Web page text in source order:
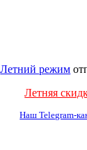
Летний режим
Летняя
Наш Telegram-